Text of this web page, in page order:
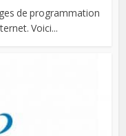
de programmation
Voici...